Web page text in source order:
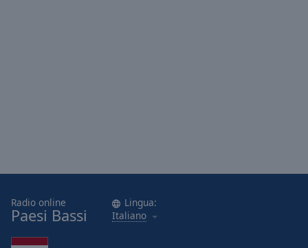
Radio online
Paesi Bassi
Lingua:
Italiano